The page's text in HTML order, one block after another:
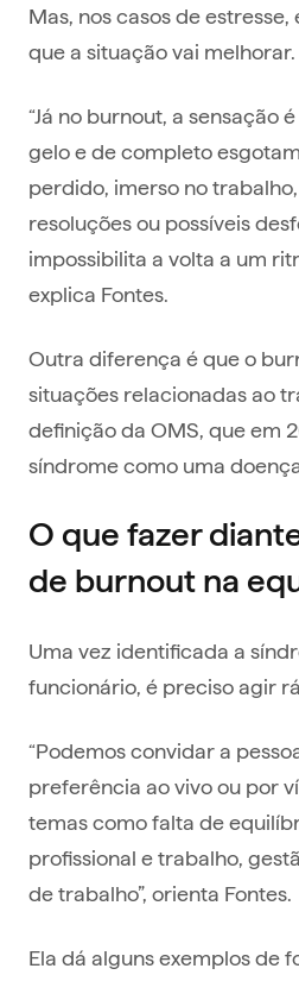
Mas, nos casos de
que a situação vai melhorar.
“Já no burnout, a sensação
gelo e de completo
perdido, imerso no
resoluções ou possíveis
impossibilita a volta a um
explica Fontes.
Outra diferença é que o
situações relacionadas ao
definição da OMS, que em
síndrome como uma
O que fazer
de burnout na
Uma vez identificada a
funcionário, é preciso agir
“Podemos convidar a
preferência ao vivo ou por
temas como falta de
profissional e trabalho,
de trabalho”, orienta Fontes.
Ela dá alguns exemplos de